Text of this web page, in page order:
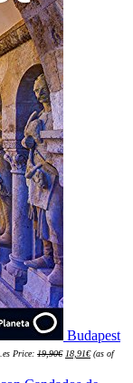
Budapest
Price: 19,90€ precio
era:
18,91€precio
es:
(as of